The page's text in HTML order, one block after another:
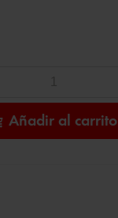
Añadir al carrito